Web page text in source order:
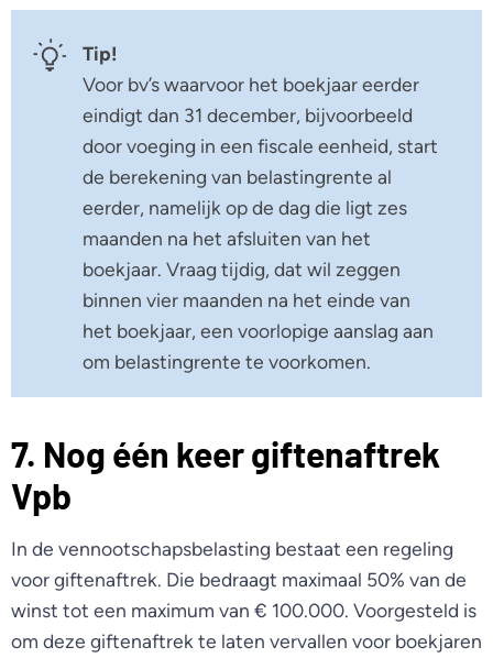
Tip!
Voor bv’s waarvoor het boekjaar eerder
eindigt dan 31 december, bijvoorbeeld
door voeging in een fiscale eenheid, start
de berekening van belastingrente al
eerder, namelijk op de dag die ligt zes
maanden na het afsluiten van het
boekjaar. Vraag tijdig, dat wil zeggen
binnen vier maanden na het einde van
het boekjaar, een voorlopige aanslag aan
om belastingrente te voorkomen.
7. Nog één keer giftenaftrek
Vpb
In de vennootschapsbelasting bestaat een regeling
voor giftenaftrek. Die bedraagt maximaal 50% van de
winst tot een maximum van € 100.000. Voorgesteld is
om deze giftenaftrek te laten vervallen voor boekjaren